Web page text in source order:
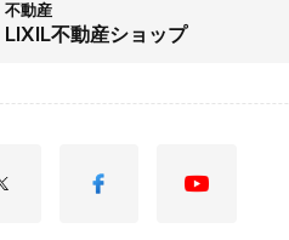
不動産
LIXIL不動産ショップ